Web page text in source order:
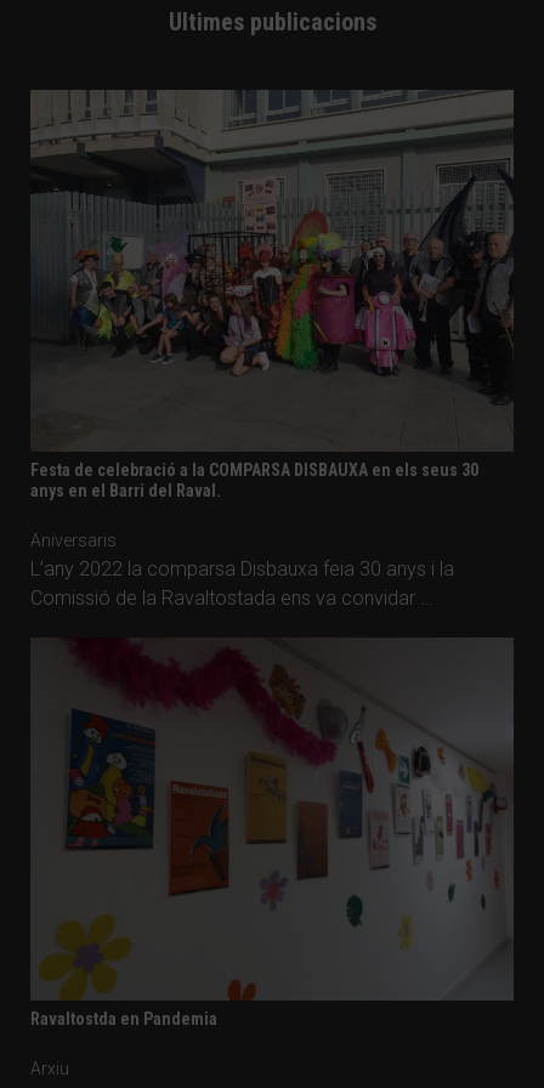
Ultimes publicacions
Festa de celebració a la COMPARSA DISBAUXA en els seus 30
anys en el Barri del Raval.
Aniversaris
L’any 2022 la comparsa Disbauxa feia 30 anys i la
Comissió de la Ravaltostada ens va convidar …
Ravaltostda en Pandemia
Arxiu